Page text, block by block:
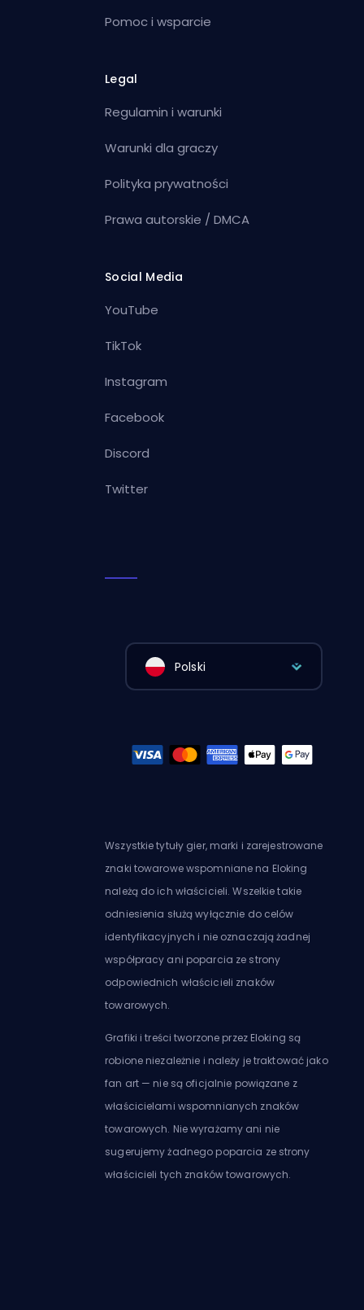
Pomoc i wsparcie
Legal
Regulamin i warunki
Warunki dla graczy
Polityka prywatności
Prawa autorskie / DMCA
Social Media
YouTube
TikTok
Instagram
Facebook
Discord
Twitter
Polski
Wszystkie tytuły gier, marki i zarejestrowane
znaki towarowe wspomniane na Eloking
należą do ich właścicieli. Wszelkie takie
odniesienia służą wyłącznie do celów
identyfikacyjnych i nie oznaczają żadnej
współpracy ani poparcia ze strony
odpowiednich właścicieli znaków
towarowych.
Grafiki i treści tworzone przez Eloking są
robione niezależnie i należy je traktować jako
fan art — nie są oficjalnie powiązane z
właścicielami wspomnianych znaków
towarowych. Nie wyrażamy ani nie
sugerujemy żadnego poparcia ze strony
właścicieli tych znaków towarowych.